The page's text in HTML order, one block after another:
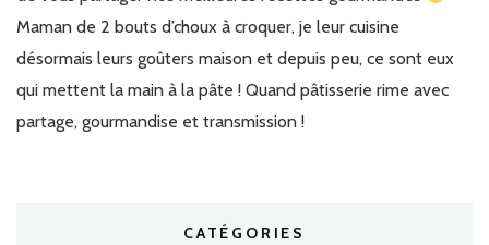
Maman de 2 bouts d’choux à croquer, je leur cuisine
désormais leurs goûters maison et depuis peu, ce sont eux
qui mettent la main à la pâte ! Quand pâtisserie rime avec
partage, gourmandise et transmission !
CATÉGORIES